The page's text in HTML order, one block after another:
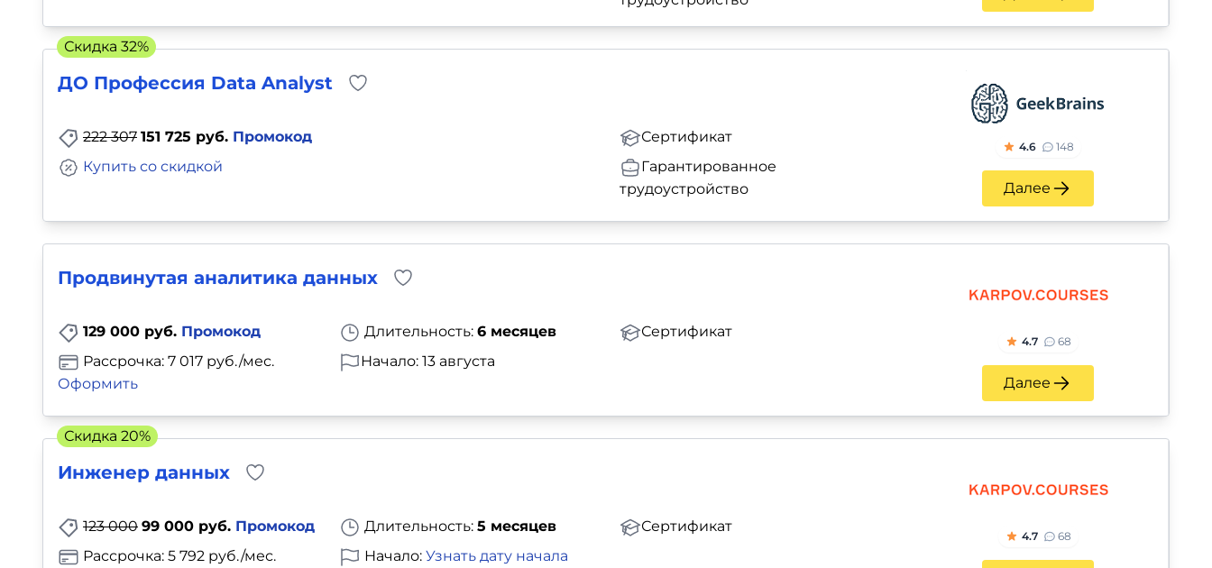
ДО Профессия Data Analyst
222 307 151 725 руб. Промокод
Сертификат
Купить со скидкой
Гарантированное
трудоустройство
4.6 148
Далее
Скидка 32%
Продвинутая аналитика данных
129 000 руб. Промокод Длительность: 6 месяцев
Сертификат
Рассрочка: 7 017 руб./мес.
Оформить
Начало: 13 августа
4.7 68
Далее
Инженер данных
123 000 99 000 руб. Промокод Длительность: 5 месяцев
Сертификат
Рассрочка: 5 792 руб./мес.
Начало: Узнать дату начала
4.7 68
Скидка 20%